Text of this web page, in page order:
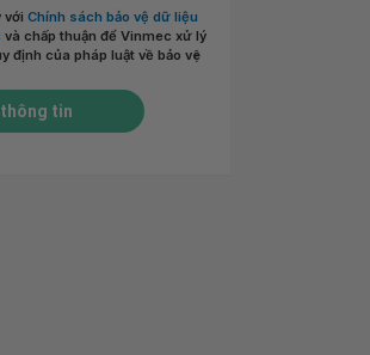
với Chính sách bảo vệ dữ liệu
và chấp thuận để Vinmec xử lý
định của pháp luật về bảo vệ
tin